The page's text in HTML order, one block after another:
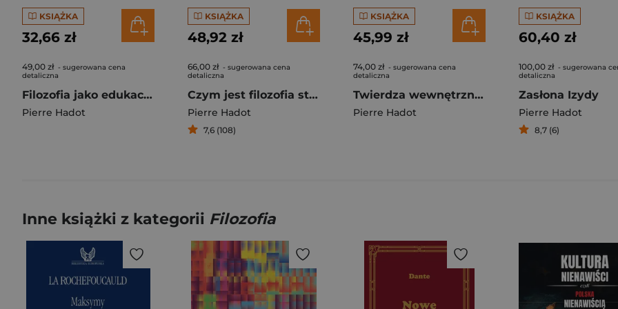
KSIĄŻKA
32,66 zł
49,00 zł - sugerowana cena
detaliczna
Filozofia jako edukacja dorosłych. Teksty, perspektywy, rozmowy
Pierre Hadot
KSIĄŻKA
48,92 zł
66,00 zł - sugerowana cena
detaliczna
Czym jest filozofia starożytna?
Pierre Hadot
7,6 (108)
KSIĄŻKA
45,99 zł
74,00 zł - sugerowana cena
detaliczna
Twierdza wewnętrzna Wprowadzenie do Rozmyślań Marka Aureliusza
Pierre Hadot
KSIĄŻKA
60,40 zł
100,00 zł - sugerowana
detaliczna
Zasłona Izydy
Pierre Hadot
8,7 (6)
Inne książki z kategorii Filozofia